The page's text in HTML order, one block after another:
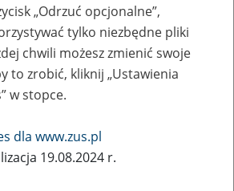
wpłata na Fundusz
Społecznych
„Odrzuć opcjonalne”,
tylko niezbędne pliki
chwili możesz zmienić swoje
to zrobić, kliknij „Ustawienia
w stopce.
dla www.zus.pl
19.08.2024 r.